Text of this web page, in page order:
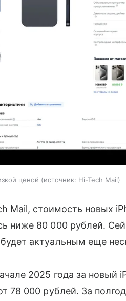
ценой источник: Hi-Tech Mail
Mail, стоимость новых
ниже 80 000 рублей.
актуальным еще
2025 года за новый
78 000 рублей. За